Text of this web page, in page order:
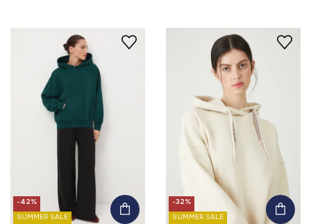
-42%
SUMMER SALE
-32%
SUMMER SALE